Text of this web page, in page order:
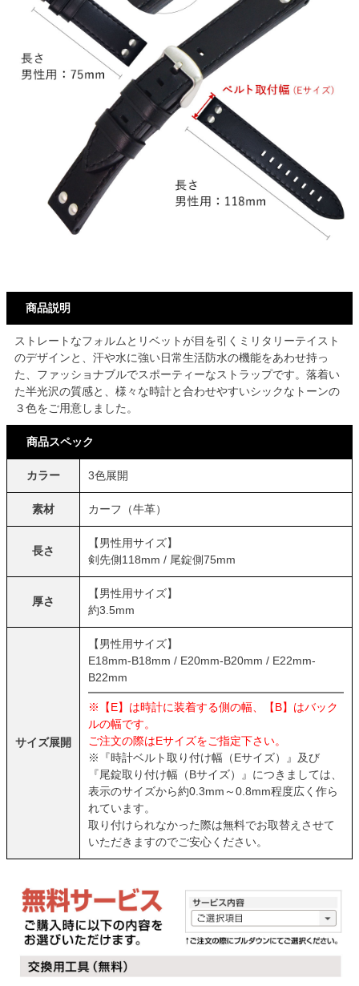
商品説明
ストレートなフォルムとリベットが目を引くミリタリーテイスト
のデザインと、汗や水に強い日常生活防水の機能をあわせ持っ
た、ファッショナブルでスポーティーなストラップです。落着い
た半光沢の質感と、様々な時計と合わせやすいシックなトーンの
３色をご用意しました。
商品スペック
カラー 3色展開
素材 カーフ（牛革）
長さ
【男性用サイズ】
剣先側118mm / 尾錠側75mm
厚さ
【男性用サイズ】
約3.5mm
サイズ展開
【男性用サイズ】
E18mm-B18mm / E20mm-B20mm / E22mm-
B22mm
※【E】は時計に装着する側の幅、【B】はバック
ルの幅です。
ご注文の際はEサイズをご指定下さい。
※『時計ベルト取り付け幅（Eサイズ）』及び
『尾錠取り付け幅（Bサイズ）』につきましては、
表示のサイズから約0.3mm～0.8mm程度広く作ら
れています。
取り付けられなかった際は無料でお取替えさせて
いただきますのでご安心ください。